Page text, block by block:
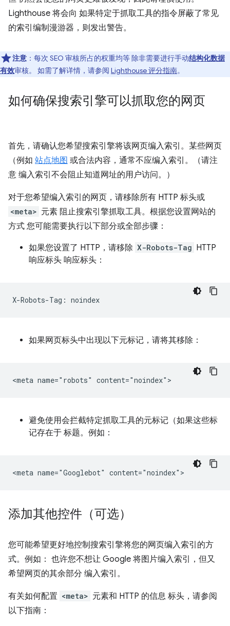
Lighthouse 将会向 如果特定于抓取工具的指令屏蔽了常见
的索引编制漫游器，则发出警告。
注意 ：每次 SEO 审核所占的权重均等 除非需要进行手动结构化数据
有效审核。 如需了解详情，请参阅 Lighthouse 评分指南。
如何确保搜索引擎可以抓取您的网页
首先，请确认您希望搜索引擎将该网页编入索引。某些网页
（例如 站点地图 或合法内容，通常不应编入索引。（请注
意 编入索引不会阻止知道网址的用户访问。）
对于您希望编入索引的网页，请移除所有 HTTP 标头或
<meta> 元素 阻止搜索引擎抓取工具。根据您设置网站的
方式 您可能需要执行以下部分或全部步骤：
如果您设置了 HTTP，请移除 X-Robots-Tag HTTP
响应标头 响应标头：
如果网页标头中出现以下元标记，请将其移除：
避免使用会拦截特定抓取工具的元标记（如果这些标
记存在于 标题。例如：
添加其他控件（可选）
您可能希望更好地控制搜索引擎将您的网页编入索引的方
式。例如： 也许您不想让 Google 将图片编入索引，但又
希望网页的其余部分 编入索引。
有关如何配置 <meta> 元素和 HTTP 的信息 标头，请参阅
以下指南：